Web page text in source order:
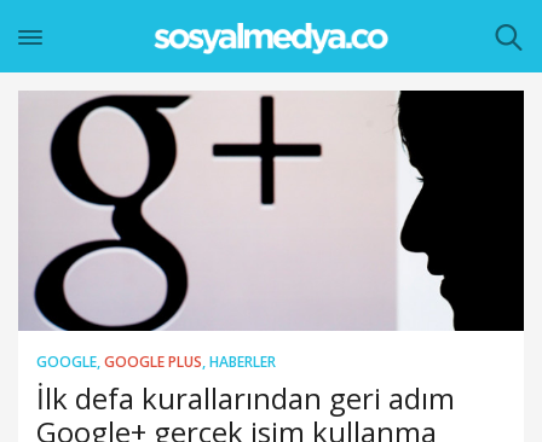
GOOGLE,GOOGLE PLUS,HABERLER
İlk defa kurallarından geri adım
Google+ gerçek isim kullanma